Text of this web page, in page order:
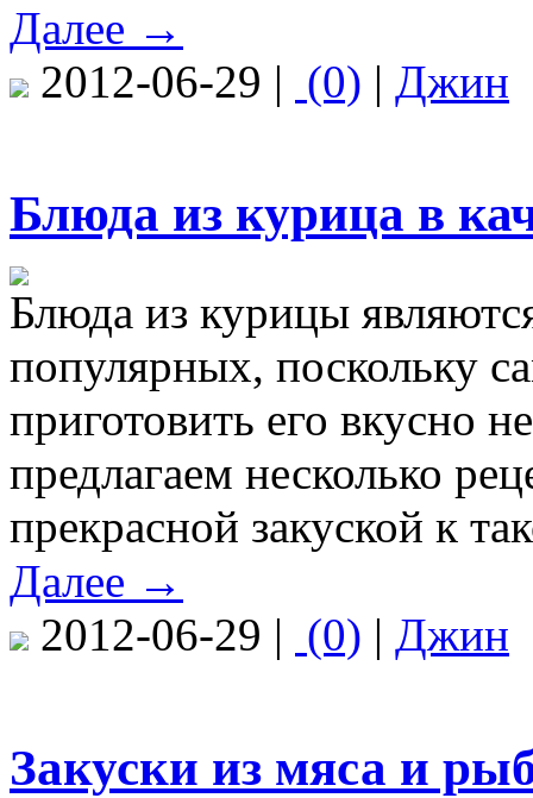
Далее →
2012-06-29 | (0) | Джин
Блюда из курица в
Блюда из курицы
популярных, поскольку
приготовить его вкусно
предлагаем несколько
прекрасной закуской к
Далее →
2012-06-29 | (0) | Джин
Закуски из мяса и